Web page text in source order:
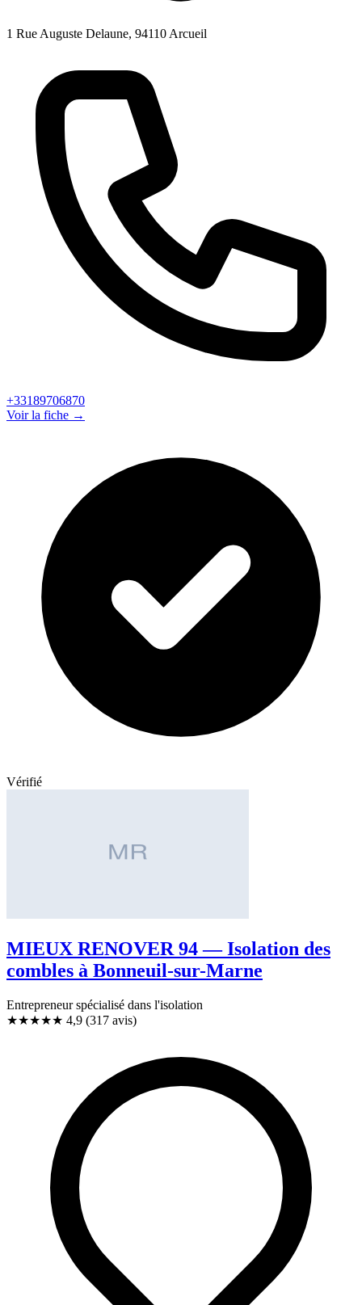
1 Rue Auguste Delaune, 94110 Arcueil
+33189706870
Voir la fiche →
Vérifié
MIEUX RENOVER 94 — Isolation des
combles à Bonneuil-sur-Marne
Entrepreneur spécialisé dans l'isolation
★★★★★ 4,9 (317 avis)